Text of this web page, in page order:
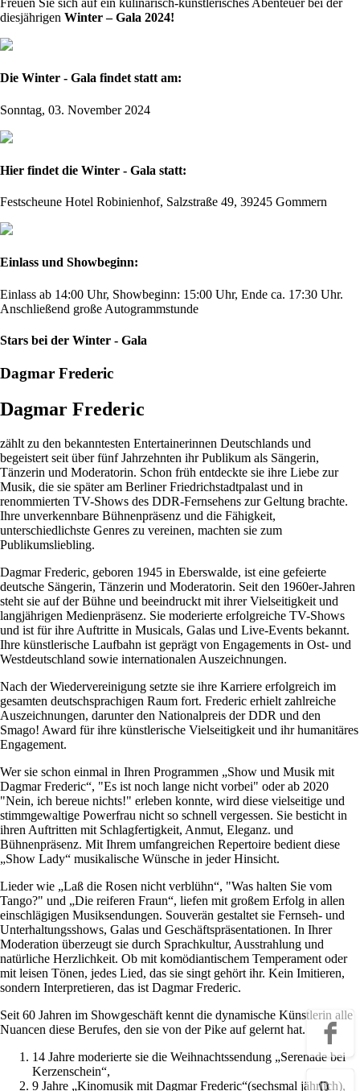
Freuen Sie sich auf ein kulinarisch-künstlerisches Abenteuer bei der
diesjährigen Winter – Gala 2024!
Die Winter - Gala findet statt am:
Sonntag, 03. November 2024
Hier findet die Winter - Gala statt:
Festscheune Hotel Robinienhof, Salzstraße 49, 39245 Gommern
Einlass und Showbeginn:
Einlass ab 14:00 Uhr, Showbeginn: 15:00 Uhr, Ende ca. 17:30 Uhr.
Anschließend große Autogrammstunde
Stars bei der Winter - Gala
Dagmar Frederic
Dagmar Frederic
zählt zu den bekanntesten Entertainerinnen Deutschlands und
begeistert seit über fünf Jahrzehnten ihr Publikum als Sängerin,
Tänzerin und Moderatorin. Schon früh entdeckte sie ihre Liebe zur
Musik, die sie später am Berliner Friedrichstadtpalast und in
renommierten TV-Shows des DDR-Fernsehens zur Geltung brachte.
Ihre unverkennbare Bühnenpräsenz und die Fähigkeit,
unterschiedlichste Genres zu vereinen, machten sie zum
Publikumsliebling.
Dagmar Frederic, geboren 1945 in Eberswalde, ist eine gefeierte
deutsche Sängerin, Tänzerin und Moderatorin. Seit den 1960er-Jahren
steht sie auf der Bühne und beeindruckt mit ihrer Vielseitigkeit und
langjährigen Medienpräsenz. Sie moderierte erfolgreiche TV-Shows
und ist für ihre Auftritte in Musicals, Galas und Live-Events bekannt.
Ihre künstlerische Laufbahn ist geprägt von Engagements in Ost- und
Westdeutschland sowie internationalen Auszeichnungen.
Nach der Wiedervereinigung setzte sie ihre Karriere erfolgreich im
gesamten deutschsprachigen Raum fort. Frederic erhielt zahlreiche
Auszeichnungen, darunter den Nationalpreis der DDR und den
Smago! Award für ihre künstlerische Vielseitigkeit und ihr humanitäres
Engagement.
Wer sie schon einmal in Ihren Programmen „Show und Musik mit
Dagmar Frederic“, "Es ist noch lange nicht vorbei" oder ab 2020
"Nein, ich bereue nichts!" erleben konnte, wird diese vielseitige und
stimmgewaltige Powerfrau nicht so schnell vergessen. Sie besticht in
ihren Auftritten mit Schlagfertigkeit, Anmut, Eleganz. und
Bühnenpräsenz. Mit Ihrem umfangreichen Repertoire bedient diese
„Show Lady“ musikalische Wünsche in jeder Hinsicht.
Lieder wie „Laß die Rosen nicht verblühn“, "Was halten Sie vom
Tango?" und „Die reiferen Fraun“, liefen mit großem Erfolg in allen
einschlägigen Musiksendungen. Souverän gestaltet sie Fernseh- und
Unterhaltungsshows, Galas und Geschäftspräsentationen. In Ihrer
Moderation überzeugt sie durch Sprachkultur, Ausstrahlung und
natürliche Herzlichkeit. Ob mit komödiantischem Temperament oder
mit leisen Tönen, jedes Lied, das sie singt gehört ihr. Kein Imitieren,
sondern Interpretieren, das ist Dagmar Frederic.
Seit 60 Jahren im Showgeschäft kennt die dynamische Künstlerin alle
Nuancen diese Berufes, den sie von der Pike auf gelernt hat.
14 Jahre moderierte sie die Weihnachtssendung „Serenade bei
Kerzenschein“,
9 Jahre „Kinomusik mit Dagmar Frederic“(sechsmal jährlich),